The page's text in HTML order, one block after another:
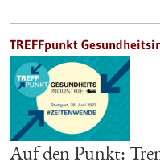
TREFFpunkt
Auf den Punkt: